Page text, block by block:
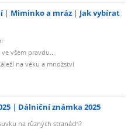
Miminko a mráz
Jak vybírat
všem pravdu...
na věku a množství
Dálniční známka 2025
na různých stranách?